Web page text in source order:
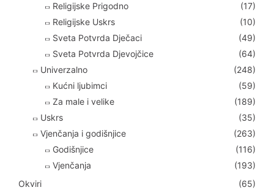
Religijske Prigodno
(17)
Religijske Uskrs
(10)
Sveta Potvrda Dječaci
(49)
Sveta Potvrda Djevojčice
(64)
Univerzalno
(248)
Kućni ljubimci
(59)
Za male i velike
(189)
Uskrs
(35)
Vjenčanja i godišnjice
(263)
Godišnjice
(116)
Vjenčanja
(193)
Okviri
(65)